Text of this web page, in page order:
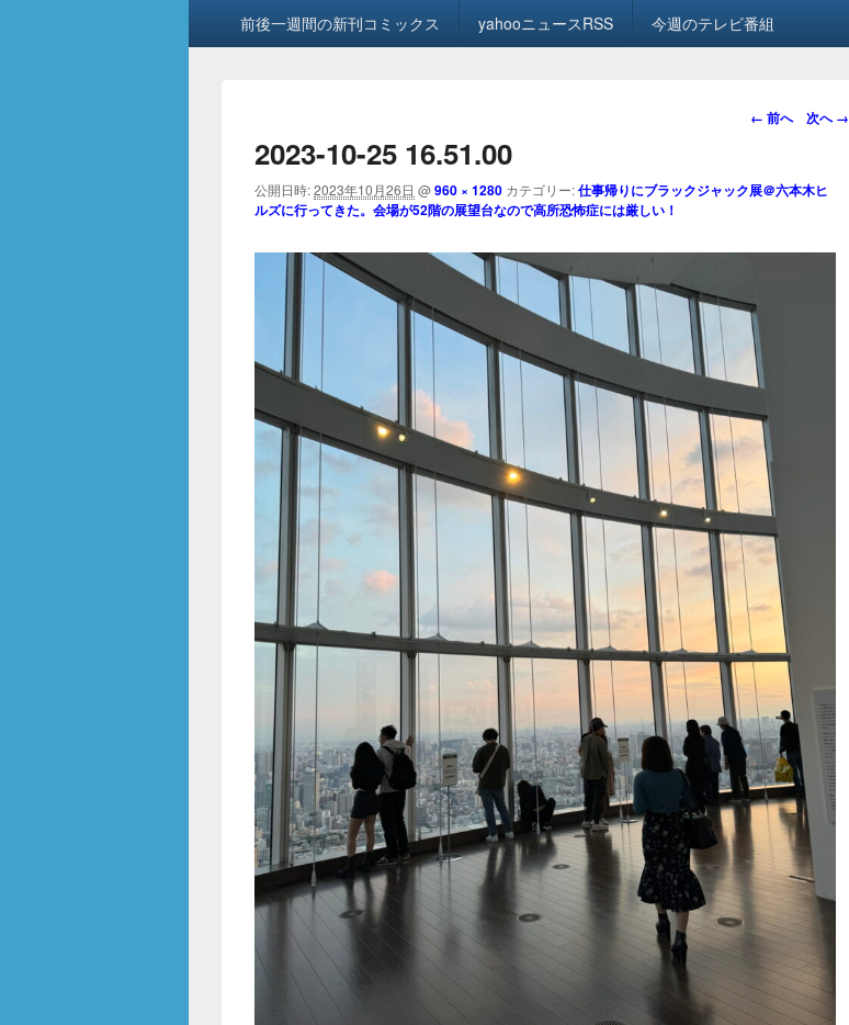
前後一週間の新刊コミックス yahooニュースRSS 今週のテレビ番組
画
ビ
シ
ン
← 前へ 次へ →
2023-10-25 16.51.00
公開日時:2023年10月26日 @960 × 1280 カテゴリー:仕事帰りにブラックジャック展＠六本木ヒ
ルズに行ってきた。会場が52階の展望台なので高所恐怖症には厳しい！